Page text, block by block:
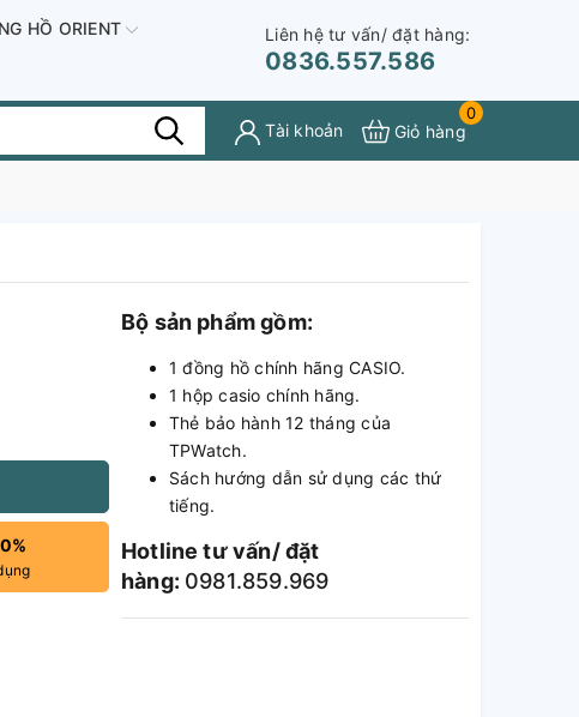
HỒ ORIENT Liên hệ tư vấn/ đặt hàng:
0836.557.586
Tài khoản
0
Giỏ hàng
Bộ sản phẩm gồm:
1 đồng hồ chính hãng CASIO.
1 hộp casio chính hãng.
Thẻ bảo hành 12 tháng của
TPWatch.
Sách hướng dẫn sử dụng các thứ
tiếng.
Hotline tư vấn/ đặt
hàng: 0981.859.969